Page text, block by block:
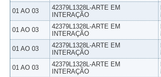
01 AO 03
42379L1328L-ARTE EM
INTERAÇÃO
01 AO 03
42379L1328L-ARTE EM
INTERAÇÃO
01 AO 03
42379L1328L-ARTE EM
INTERAÇÃO
01 AO 03
42379L1328L-ARTE EM
INTERAÇÃO